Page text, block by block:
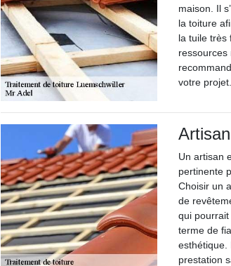
maison. Il
la toiture
la tuile très
ressources
votre projet.
Un artisan
pertinente
Choisir un
de
qui
terme de
esthétique.
prestation